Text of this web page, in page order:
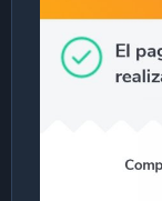
estado de
gastos.
de hasta 25
en dólares la